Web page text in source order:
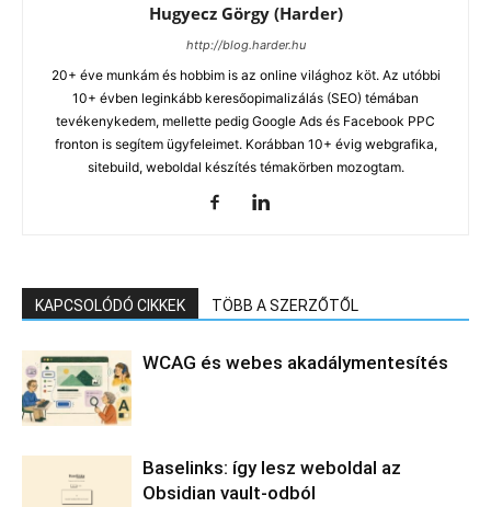
Hugyecz Görgy (Harder)
http://blog.harder.hu
20+ éve munkám és hobbim is az online világhoz köt. Az utóbbi
10+ évben leginkább keresőopimalizálás (SEO) témában
tevékenykedem, mellette pedig Google Ads és Facebook PPC
fronton is segítem ügyfeleimet. Korábban 10+ évig webgrafika,
sitebuild, weboldal készítés témakörben mozogtam.
KAPCSOLÓDÓ CIKKEK TÖBB A SZERZŐTŐL
WCAG és webes akadálymentesítés
Baselinks: így lesz weboldal az
Obsidian vault-odból